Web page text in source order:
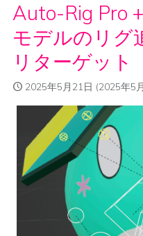
Auto-Rig Pro
モデルのリグ
リターゲット
2025年5月21日 (2025年5